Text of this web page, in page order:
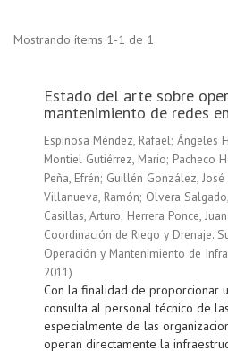
Mostrando ítems 1-1 de 1
Estado del arte sobre
mantenimiento de redes
Espinosa Méndez, Rafael; Ángeles
Montiel Gutiérrez, Mario; Pacheco
Peña, Efrén; Guillén González,
Villanueva, Ramón; Olvera
Casillas, Arturo; Herrera Ponce,
Coordinación de Riego y Drenaje.
Operación y Mantenimiento de
2011)
Con la finalidad de proporcionar
consulta al personal técnico de
especialmente de las
operan directamente la